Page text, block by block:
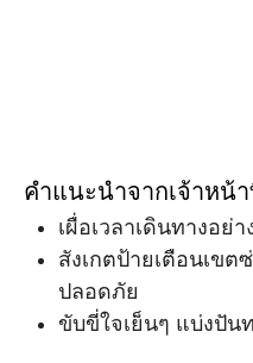
คำแนะนำจากเจ้าหน้
เผื่อเวลาเดินทางอย่
สังเกตป้ายเตือนเขต
ปลอดภัย
ขับขี่ใจเย็นๆ แบ่งปัน